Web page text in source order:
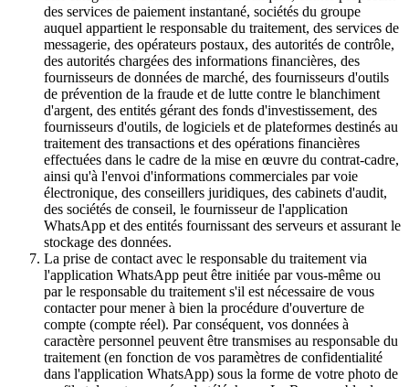
des services de paiement instantané, sociétés du groupe
auquel appartient le responsable du traitement, des services de
messagerie, des opérateurs postaux, des autorités de contrôle,
des autorités chargées des informations financières, des
fournisseurs de données de marché, des fournisseurs d'outils
de prévention de la fraude et de lutte contre le blanchiment
d'argent, des entités gérant des fonds d'investissement, des
fournisseurs d'outils, de logiciels et de plateformes destinés au
traitement des transactions et des opérations financières
effectuées dans le cadre de la mise en œuvre du contrat-cadre,
ainsi qu'à l'envoi d'informations commerciales par voie
électronique, des conseillers juridiques, des cabinets d'audit,
des sociétés de conseil, le fournisseur de l'application
WhatsApp et des entités fournissant des serveurs et assurant le
stockage des données.
La prise de contact avec le responsable du traitement via
l'application WhatsApp peut être initiée par vous-même ou
par le responsable du traitement s'il est nécessaire de vous
contacter pour mener à bien la procédure d'ouverture de
compte (compte réel). Par conséquent, vos données à
caractère personnel peuvent être transmises au responsable du
traitement (en fonction de vos paramètres de confidentialité
dans l'application WhatsApp) sous la forme de votre photo de